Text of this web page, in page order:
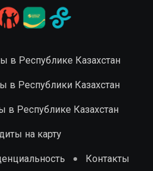
в Республике Казахстан
в Республики Казахстан
в Республике Казахстан
на карту
Контакты